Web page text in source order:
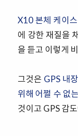
X10 본체 케이
에 강한 재질을
을 듣고 이렇게
그것은 GPS 내
위해 어쩔 수 없
것이고 GPS 감